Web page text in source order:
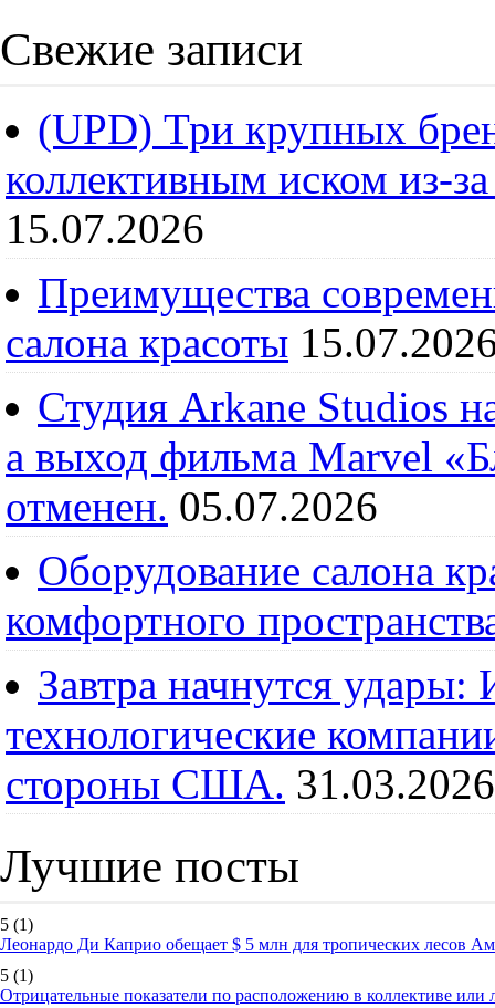
Свежие записи
(UPD) Три крупных
коллективным иском из-
15.07.2026
Преимущества
салона красоты
Студия Arkane Studios
а выход фильма Marvel
отменен. 05.07.2026
Оборудование салона
комфортного
Завтра начнутся
технологические
стороны США. 31.03.2026
Лучшие посты
5 (1)
Леонардо Ди Каприо обещает $ 5 млн для тропических лесов
5 (1)
Отрицательные показатели по расположению в коллективе